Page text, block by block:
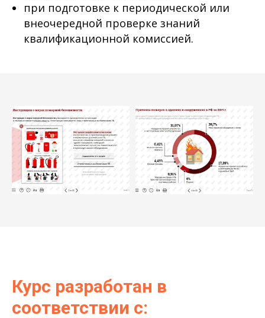
при подготовке к периодической или
внеочередной проверке знаний
квалификационной комиссией.
Курс разработан в
соответствии с: